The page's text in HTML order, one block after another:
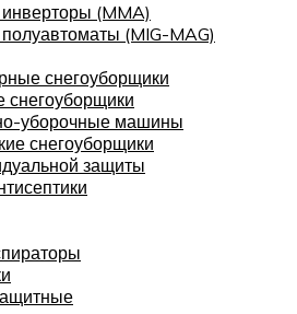
(MMA)
(MIG-MAG)
снегоуборщики
снегоуборщики
уборочные машины
снегоуборщики
защиты